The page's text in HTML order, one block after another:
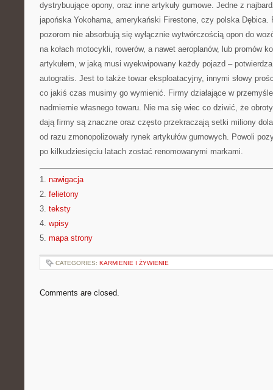
dystrybuujące opony, oraz inne artykuły gumowe. Jedne z
japońska Yokohama, amerykański Firestone, czy polska
pozorom nie absorbują się wyłącznie wytwórczością opon do
na kołach motocykli, rowerów, a nawet aeroplanów, lub promów
artykułem, w jaką musi wyekwipowany każdy pojazd –
autogratis. Jest to także towar eksploatacyjny, innymi słowy
co jakiś czas musimy go wymienić. Firmy działające w
nadmiernie własnego towaru. Nie ma się wiec co dziwić, że
dają firmy są znaczne oraz często przekraczają setki miliony
od razu zmonopolizowały rynek artykułów gumowych. Powoli
po kilkudziesięciu latach zostać renomowanymi markami.
1. nawigacja
2. felietony
3. teksty
4. wpisy
5. mapa strony
CATEGORIES: KARMIENIE I ŻYWIENIE
Comments are closed.